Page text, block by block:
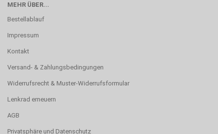
MEHR ÜBER...
Bestellablauf
Impressum
Kontakt
Versand- & Zahlungsbedingungen
Widerrufsrecht & Muster-Widerrufsformular
Lenkrad erneuern
AGB
Privatsphäre und Datenschutz